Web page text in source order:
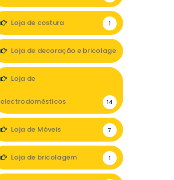
Loja de costura 1
Loja de decoração e bricolage
Loja de
electrodomésticos 14
Loja de Móveis 7
Loja de bricolagem 1